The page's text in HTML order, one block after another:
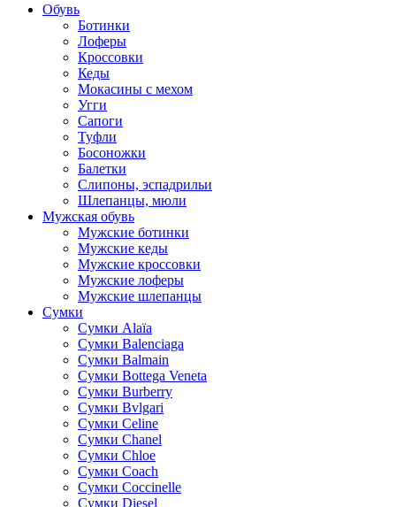
Обувь
Ботинки
Лоферы
Кроссовки
Кеды
Мокасины с мехом
Угги
Сапоги
Туфли
Босоножки
Балетки
Слипоны, эспадрильи
Шлепанцы, мюли
Мужская обувь
Мужские ботинки
Мужские кеды
Мужские кроссовки
Мужские лоферы
Мужские шлепанцы
Сумки
Cумки Alaïa
Сумки Balenciaga
Сумки Balmain
Сумки Bottega Veneta
Сумки Burberry
Сумки Bvlgari
Сумки Celine
Сумки Chanel
Сумки Chloe
Сумки Coach
Сумки Coccinelle
Сумки Diesel